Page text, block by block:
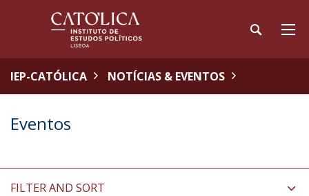
IEP-CATÓLICA NOTÍCIAS & EVENTOS
Eventos
FILTER AND SORT